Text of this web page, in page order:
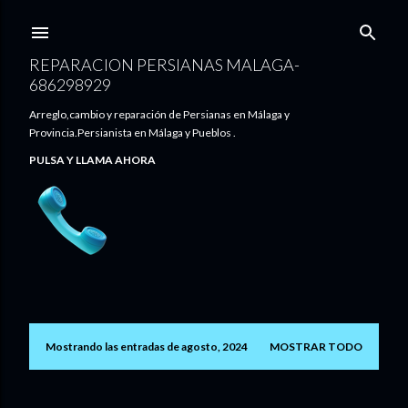
REPARACION PERSIANAS MALAGA-
686298929
Arreglo,cambio y reparación de Persianas en Málaga y
Provincia.Persianista en Málaga y Pueblos .
PULSA Y LLAMA AHORA
EMostrando las entradas de agosto, 2024 MOSTRAR TODO